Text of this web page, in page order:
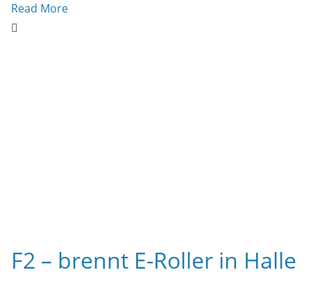
Feuerwehr Wildeshausen –